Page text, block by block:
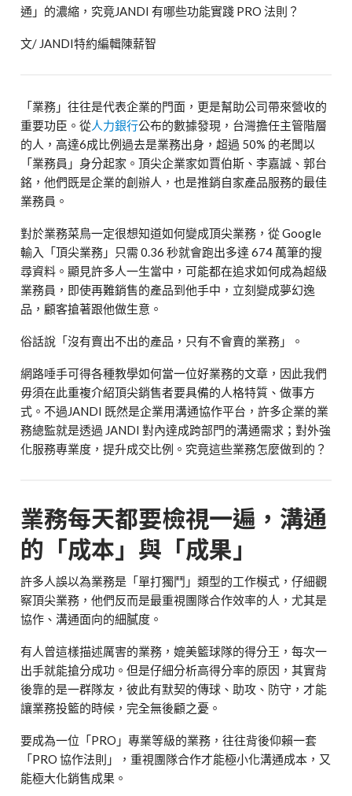
通」的濃縮，究竟JANDI有哪些功能實踐 PRO法則？
文/ JANDI特約編輯陳薪智
「業務」往往是代表企業的門面，更是幫助公司帶來營收的
重要功臣。從人力銀行公布的數據發現，台灣擔任主管階層
的人，高達6成比例過去是業務出身，超過 50% 的老闆以
「業務員」身分起家。頂尖企業家如賈伯斯、李嘉誠、郭台
銘，他們既是企業的創辦人，也是推銷自家產品服務的最佳
業務員。
對於業務菜鳥一定很想知道如何變成頂尖業務，從Google
輸入「頂尖業務」只需0.36秒就會跑出多達674 萬筆的搜
尋資料。顯見許多人一生當中，可能都在追求如何成為超級
業務員，即使再難銷售的產品到他手中，立刻變成夢幻逸
品，顧客搶著跟他做生意。
俗話說「沒有賣出不出的產品，只有不會賣的業務」。
網路唾手可得各種教學如何當一位好業務的文章，因此我們
毋須在此重複介紹頂尖銷售者要具備的人格特質、做事方
式。不過JANDI 既然是企業用溝通協作平台，許多企業的業
務總監就是透過 JANDI對內達成跨部門的溝通需求；對外強
化服務專業度，提升成交比例。究竟這些業務怎麼做到的？
業務每天都要檢視一遍，溝通
的「成本」與「成果」
許多人誤以為業務是「單打獨鬥」類型的工作模式，仔細觀
察頂尖業務，他們反而是最重視團隊合作效率的人，尤其是
協作、溝通面向的細膩度。
有人曾這樣描述厲害的業務，媲美籃球隊的得分王，每次一
出手就能搶分成功。但是仔細分析高得分率的原因，其實背
後靠的是一群隊友，彼此有默契的傳球、助攻、防守，才能
讓業務投籃的時候，完全無後顧之憂。
要成為一位「PRO 」專業等級的業務，往往背後仰賴一套
「PRO協作法則」，重視團隊合作才能極小化溝通成本，又
能極大化銷售成果。